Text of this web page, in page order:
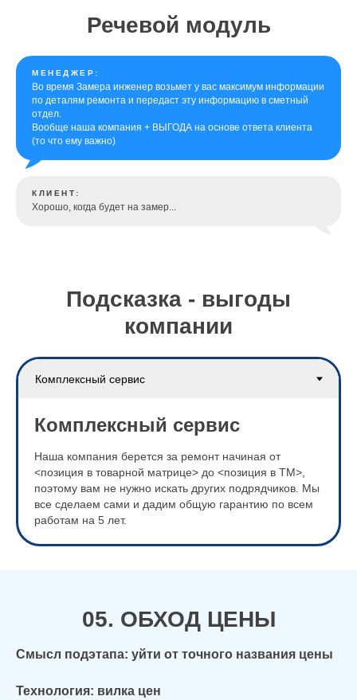
Речевой модуль
МЕНЕДЖЕР:
Во время Замера инженер возьмет у вас максимум информации
по деталям ремонта и передаст эту информацию в сметный
отдел.
Вообще наша компания + ВЫГОДА на основе ответа клиента
(то что ему важно)
КЛИЕНТ:
Хорошо, когда будет на замер...
Подсказка - выгоды
компании
Комплексный сервис
Наша компания берется за ремонт начиная от
<позиция в товарной матрице> до <позиция в ТМ>,
поэтому вам не нужно искать других подрядчиков. Мы
все сделаем сами и дадим общую гарантию по всем
работам на 5 лет.
05. ОБХОД ЦЕНЫ
Смысл подэтапа: уйти от точного названия цены
Технология: вилка цен